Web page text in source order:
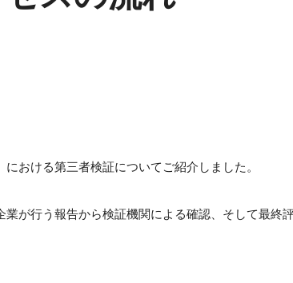
おける第三者検証についてご紹介しました。
が行う報告から検証機関による確認、そして最終